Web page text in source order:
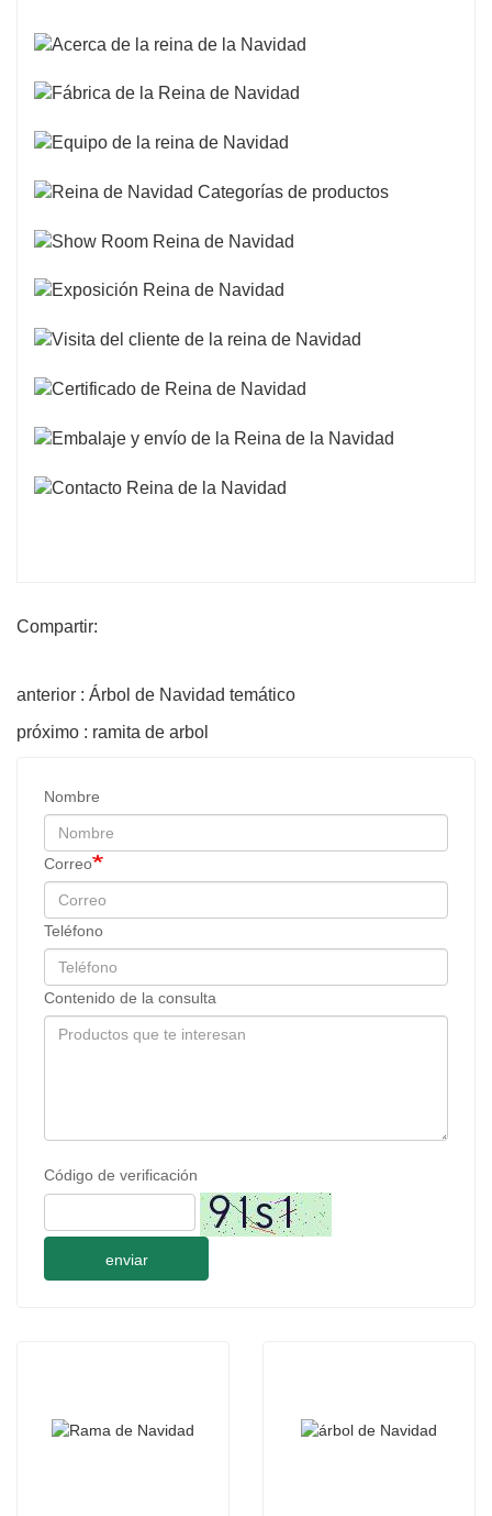
Compartir:
anterior : Árbol de Navidad temático
próximo : ramita de arbol
Nombre
Correo
Teléfono
Contenido de la consulta
Código de verificación
enviar